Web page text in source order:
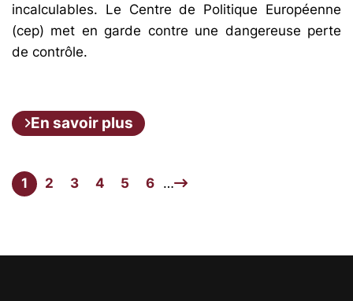
incalculables. Le Centre de Politique Européenne
(cep) met en garde contre une dangereuse perte
de contrôle.
En savoir plus
1 2 3 4 5 6 …